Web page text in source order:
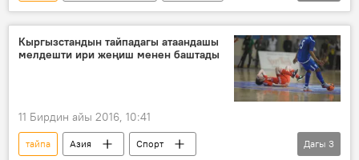
Спорт
Жаңылыктар
Ташкент
команда
атаандаштык
Футзал боюнча Азия чемпионаты
Кыргызстандын тайпадагы атаандашы
мелдешти ири жеңиш менен баштады
11 Бирдин айы 2016, 10:41
тайпа Азия
Спорт
Дагы 3